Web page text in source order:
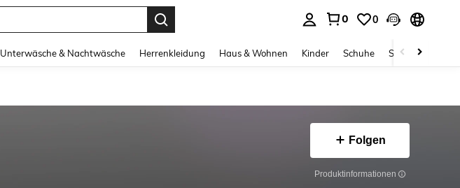
0 0
Unterwäsche & Nachtwäsche Herrenkleidung Haus & Wohnen Kinder Schuhe Schmuck &
Folgen
Produktinformationen